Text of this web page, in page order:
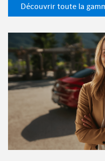
Découvrir toute la